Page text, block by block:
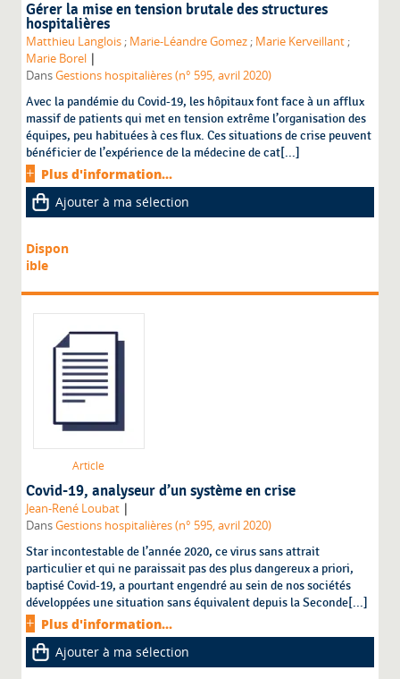
Gérer la mise en tension brutale des structures
hospitalières
Matthieu Langlois ; Marie-Léandre Gomez ; Marie Kerveillant ;
Marie Borel |
DansGestions hospitalières (n° 595, avril 2020)
Avec la pandémie du Covid-19, les hôpitaux font face à un afflux
massif de patients qui met en tension extrême l’organisation des
équipes, peu habituées à ces flux. Ces situations de crise peuvent
bénéficier de l’expérience de la médecine de cat[...]
Plus d'information...
Ajouter à ma sélection
Dispon
ible
Article
Covid-19, analyseur d’un système en crise
Jean-René Loubat |
DansGestions hospitalières (n° 595, avril 2020)
Star incontestable de l’année 2020, ce virus sans attrait
particulier et qui ne paraissait pas des plus dangereux a priori,
baptisé Covid-19, a pourtant engendré au sein de nos sociétés
développées une situation sans équivalent depuis la Seconde[...]
Plus d'information...
Ajouter à ma sélection